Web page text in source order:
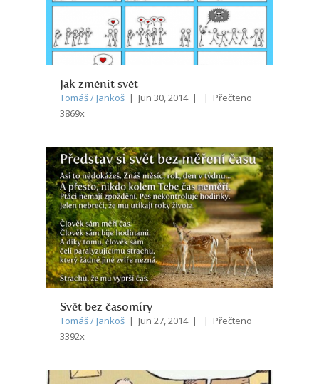
Jak změnit svět
Tomáš / Jankoš | Jun 30, 2014 | | Přečteno
3869x
Svět bez časomíry
Tomáš / Jankoš | Jun 27, 2014 | | Přečteno
3392x